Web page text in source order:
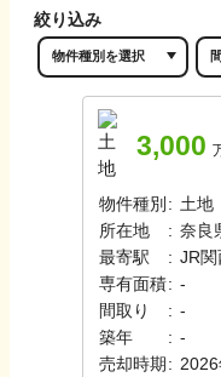
絞り込み
3,000
物件種別 : 土地
所在地
: 奈良
最寄駅
: JR関
専有面積: -
間取り
: -
築年
: -
売却時期 : 2026